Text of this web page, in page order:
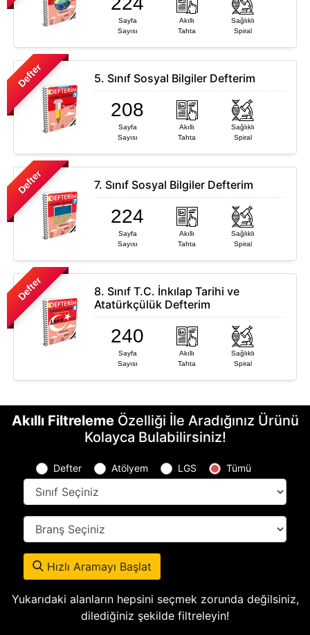
Sayfa
Sayısı
Akıllı
Tahta
Sağlıklı
Spiral
Defter 5. Sınıf Sosyal Bilgiler Defterim
208
Sayfa
Sayısı
Akıllı
Tahta
Sağlıklı
Spiral
Defter 7. Sınıf Sosyal Bilgiler Defterim
224
Sayfa
Sayısı
Akıllı
Tahta
Sağlıklı
Spiral
Defter
8. Sınıf T.C. İnkılap Tarihi ve
Atatürkçülük Defterim
240
Sayfa
Sayısı
Akıllı
Tahta
Sağlıklı
Spiral
8. Sınıf
Üniversite Hazırlık
Ürün Grubuna Göre
AtölyemSerisi
Arı Soru
Bankası
Serisi
Arı Deneme
Serisi
Serisi
Kurumlara
ÖzelSoru
Bankaları
Hikaye Serileri
Setleri
Sınavlara Hazırlık
(Liselere
Giriş Sınavı)
Akıllı FiltrelemeÖzelliği İle Aradığınız Ürünü
Kolayca Bulabilirsiniz!
Defter Atölyem LGS Tümü
Hızlı Aramayı Başlat
Yukarıdaki alanların hepsini seçmek zorunda değilsiniz,
dilediğiniz şekilde filtreleyin!